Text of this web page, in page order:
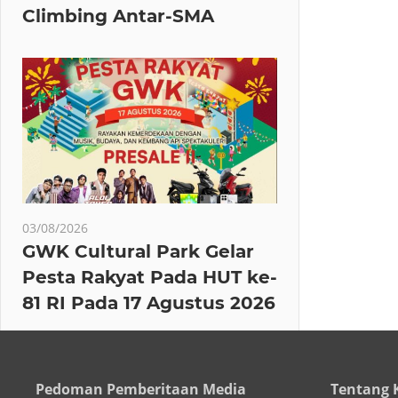
Climbing Antar-SMA
03/08/2026
GWK Cultural Park Gelar
Pesta Rakyat Pada HUT ke-
81 RI Pada 17 Agustus 2026
Pedoman Pemberitaan Media Tentang